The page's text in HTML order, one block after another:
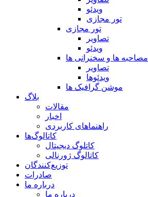
ویدئو
تور مجازی
تور مجازی
تصاویر
ویدئو
مصاحبه ها و سخنرانی ها
تصاویر
ویدئوها
موشن گرافیک ها
بلاگ
مقالات
اخبار
راهنماهای کاربردی
کاتالوگ‌ها
کاتلوگ دیجیتال
کاتالوگ ژورنالی
توزیع‌کنندگان
صادرات
درباره ما
درباره ما